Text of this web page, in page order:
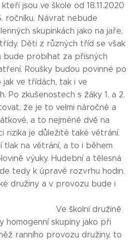
jsou ve škole od 18.11.2020
ročníku. Návrat nebude
skupinkách jako na jaře,
Děti z různých tříd se však
bude probíhat za přísných
Roušky budou povinné po
ve třídách, tak i ve
Po zkušenostech s žáky 1. a 2.
že je to velmi náročné a
a to nejméně dvě na
rizika je důležité také větrání.
na větrání, a to i během
výuky. Hudební a tělesná
tedy k úpravě rozvrhu hodin.
družiny a v provozu bude i
jídelna.
družině
homogenní skupiny jako při
ranního provozu družiny, to